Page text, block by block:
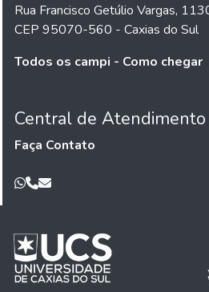
Rua Francisco Getúlio Vargas,
CEP 95070-560 - Caxias do Sul
Todos os campi - Como chegar
Central de Atendimento
Faça Contato